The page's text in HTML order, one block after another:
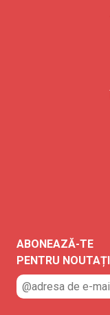
ABONEAZĂ-TE
PENTRU NOUTAȚI